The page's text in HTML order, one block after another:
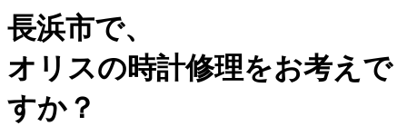
長浜市で、
オリスの時計修理をお考えで
すか？